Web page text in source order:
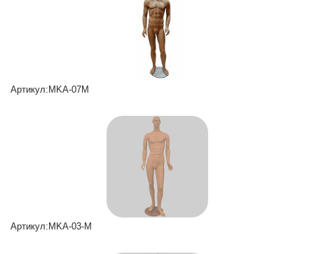
Артикул:MKA-07M
Артикул:MKA-03-M